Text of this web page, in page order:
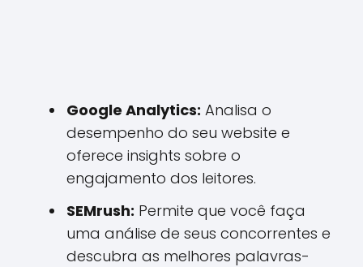
Google Analytics: Analisa o
desempenho do seu website e
oferece insights sobre o
engajamento dos leitores.
SEMrush: Permite que você faça
uma análise de seus concorrentes e
descubra as melhores palavras-